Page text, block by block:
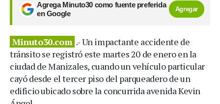
Agrega Minuto30 como fuente preferida
en Google
Agregar
Minuto30.com .- Un impactante accidente de
tránsito se registró este martes 20 de enero en la
ciudad de Manizales, cuando un vehículo particular
cayó desde el tercer piso del parqueadero de un
edificio ubicado sobre la concurrida avenida Kevin